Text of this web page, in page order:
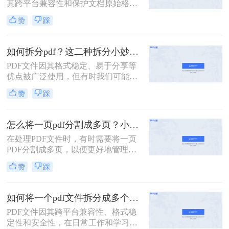
其跨平台兼容性和保护文档原始格式
的特性而被广泛使用。然而，有时候
为了便于查阅、管理和分享，我们可
多个较小的文件。那么如何把pdf文件
分割呢？以下是四种常用的PDF文件
分割方法，每种方法都有其独特的优
势和适用场景。
赞 踩
如何拆分pdf？这二种拆分小妙招了解下！
PDF文件因其格式稳定、易于分享等
优点被广泛使用，但有时我们可能需
要将一个大的PDF文档拆分成多个小
部分，以便于阅读、编辑或共享。那
单实用的PDF拆分方法。
赞 踩
怎么将一页pdf分割成多页？小编给你分享这三种方法！
在处理PDF文件时，有时需要将一页
PDF分割成多页，以便更好地管理和
使用。那么怎么将一页pdf分割成多页
呢？本文将介绍三种实用的方法，帮
赞 踩
如何将一个pdf文件拆分成多个？教你2招拆分pdf！
PDF文件因其跨平台兼容性、格式稳
定性和安全性，在日常工作和学习中